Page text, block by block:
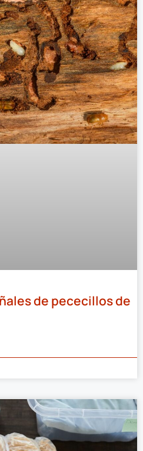
de pececillos de